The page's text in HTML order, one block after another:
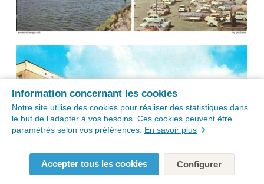
Information concernant les cookies
Notre site utilise des cookies pour réaliser des statistiques dans
le but de l’adapter à vos besoins. Ces cookies peuvent être
paramétrés selon vos préférences. En savoir plus
Accepter tous les cookies Configurer